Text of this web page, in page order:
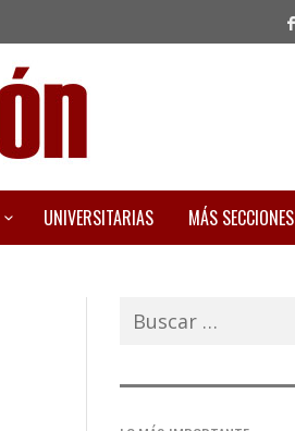
UNIVERSITARIAS MÁS SECCIONES
Buscar: